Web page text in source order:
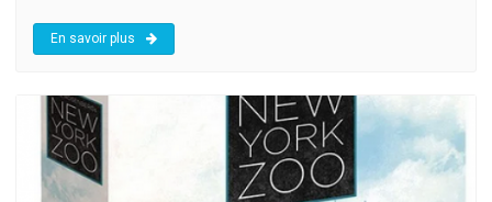
En savoir plus